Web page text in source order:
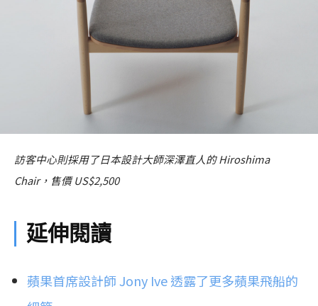
訪客中心則採用了日本設計大師深澤直人的 Hiroshima
Chair，售價 US$2,500
延伸閱讀
蘋果首席設計師 Jony Ive 透露了更多蘋果飛船的